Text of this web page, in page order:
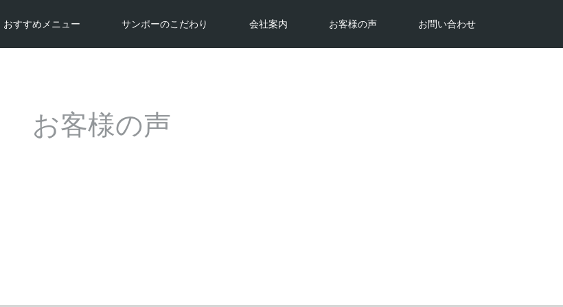
おすすめメニュー サンポーのこだわり 会社案内 お客様の声 お問い合わせ
お客様の声